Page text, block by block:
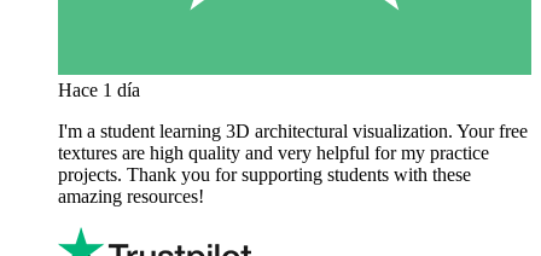
Hace 1 día
I'm a student learning 3D architectural visualization. Your free
textures are high quality and very helpful for my practice
projects. Thank you for supporting students with these
amazing resources!